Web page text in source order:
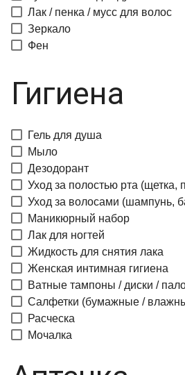
Лак / пенка / мусс для волос
Зеркало
Фен
Гигиена
Гель для душа
Мыло
Дезодорант
Уход за полостью рта (щетка,
Уход за волосами (шампунь,
Маникюрный набор
Лак для ногтей
Жидкость для снятия лака
Женская интимная гигиена
Ватные тампоны / диски /
Салфетки (бумажные /
Расческа
Мочалка